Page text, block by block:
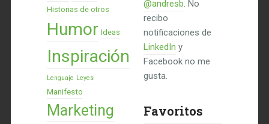
Historias de otros
Humor Ideas
Inspiración
Lenguaje Leyes
Manifesto
Marketing
@andresb. No
recibo
notificaciones de
LinkedIn y
Facebook no me
gusta.
Favoritos